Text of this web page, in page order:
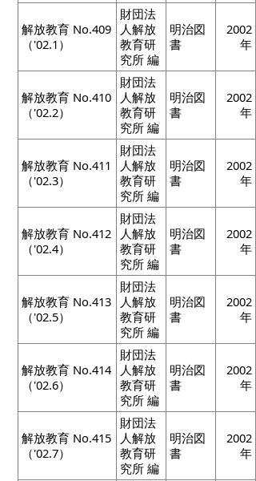
解放教育 No.409
（'02.1）
財団法
人解放
教育研
究所 編
明治図
書
2002
年
解放教育 No.410
（'02.2）
財団法
人解放
教育研
究所 編
明治図
書
2002
年
解放教育 No.411
（'02.3）
財団法
人解放
教育研
究所 編
明治図
書
2002
年
解放教育 No.412
（'02.4）
財団法
人解放
教育研
究所 編
明治図
書
2002
年
解放教育 No.413
（'02.5）
財団法
人解放
教育研
究所 編
明治図
書
2002
年
解放教育 No.414
（'02.6）
財団法
人解放
教育研
究所 編
明治図
書
2002
年
解放教育 No.415
（'02.7）
財団法
人解放
教育研
究所 編
明治図
書
2002
年